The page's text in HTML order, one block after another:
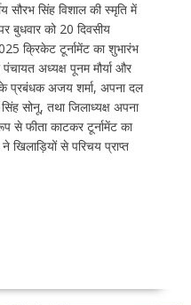
सौरभ सिंह विशाल की स्मृति में
बुधवार को 20 दिवसीय
क्रिकेट टूर्नामेंट का शुभारंभ
अध्यक्ष पूनम मौर्या और
प्रबंधक अजय शर्मा, अपना दल
सोनू, तथा जिलाध्यक्ष अपना
फीता काटकर टूर्नामेंट का
खिलाड़ियों से परिचय प्राप्त